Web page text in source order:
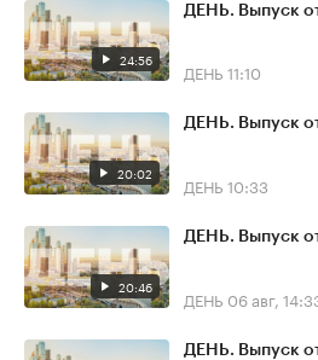
24:56
ДЕНЬ. Выпуск
ДЕНЬ 11:10
20:02
ДЕНЬ. Выпуск
ДЕНЬ 10:33
20:46
ДЕНЬ. Выпуск
ДЕНЬ 06 авг,
ДЕНЬ. Выпуск